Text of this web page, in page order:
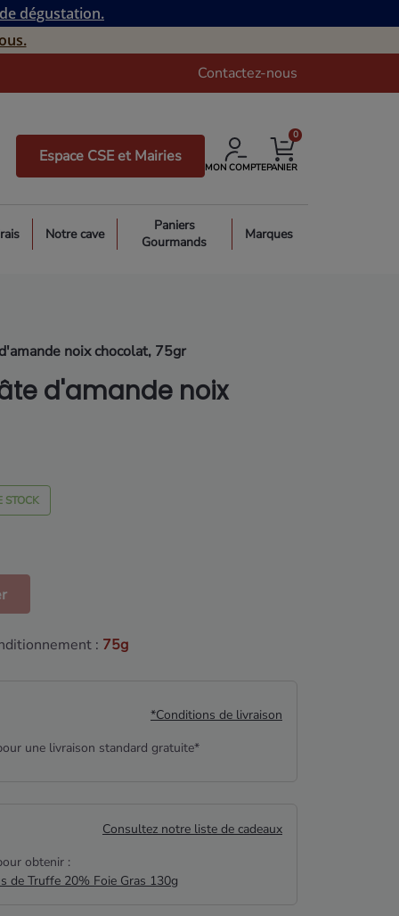
dégustation.
Contactez-nous
Espace CSE et Mairies
MON COMPTEPANIER
0
Notre cave
Paniers
Gourmands
Marques
noix chocolat, 75gr
d'amande noix
STOCK
: 75g
*Conditions de livraison
une livraison standard gratuite*
Consultez notre liste de cadeaux
obtenir :
de Truffe 20% Foie Gras 130g